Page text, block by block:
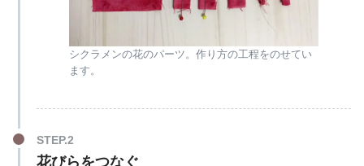
シクラメンの花のパーツ。作り方の工程をのせてい
ます。
花びらをつなぐ